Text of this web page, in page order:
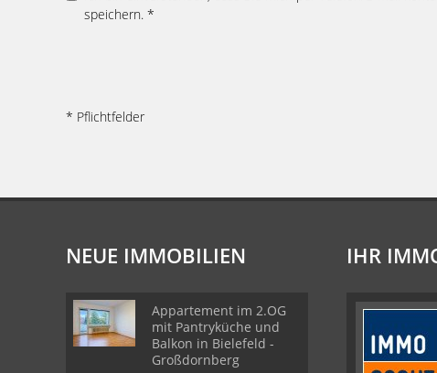
speichern. *
* Pflichtfelder
NEUE IMMOBILIEN
Appartement im 2.OG
mit Pantryküche und
Balkon in Bielefeld -
Großdornberg
IHR